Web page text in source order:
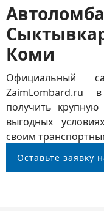
Коми
Официальный
ZaimLombard.ru
получить
выгодных
своим
Оставьте заявку